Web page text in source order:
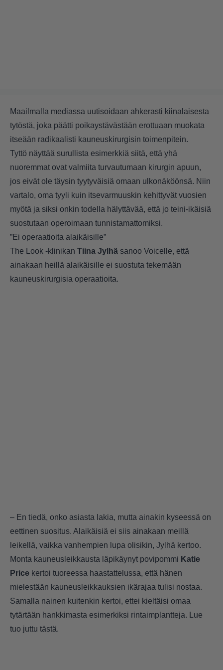
Maailmalla mediassa uutisoidaan ahkerasti kiinalaisesta
tytöstä, joka päätti poikaystävästään erottuaan muokata
itseään radikaalisti kauneuskirurgisin toimenpitein.
Tyttö näyttää surullista esimerkkiä siitä, että yhä
nuoremmat ovat valmiita turvautumaan kirurgin apuun,
jos eivät ole täysin tyytyväisiä omaan ulkonäköönsä. Niin
vartalo, oma tyyli kuin itsevarmuuskin kehittyvät vuosien
myötä ja siksi onkin todella hälyttävää, että jo teini-ikäisiä
suostutaan operoimaan tunnistamattomiksi.
”Ei operaatioita alaikäisille”
The Look -klinikan Tiina Jylhä sanoo Voicelle, että
ainakaan heillä alaikäisille ei suostuta tekemään
kauneuskirurgisia operaatioita.
– En tiedä, onko asiasta lakia, mutta ainakin kyseessä on
eettinen suositus. Alaikäisiä ei siis ainakaan meillä
leikellä, vaikka vanhempien lupa olisikin, Jylhä kertoo.
Monta kauneusleikkausta läpikäynyt povipommi Katie
Price kertoi tuoreessa haastattelussa, että hänen
mielestään kauneusleikkauksien ikärajaa tulisi nostaa.
Samalla nainen kuitenkin kertoi, ettei kieltäisi omaa
tytärtään hankkimasta esimerkiksi rintaimplantteja. Lue
tuo juttu tästä.